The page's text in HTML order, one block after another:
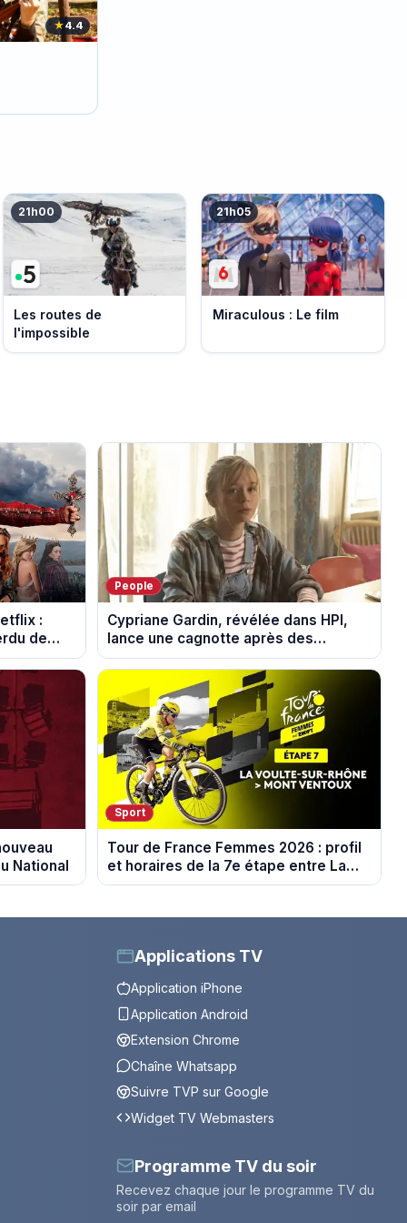
★4.4
21h00
Les routes de
l'impossible
21h05
Miraculous : Le film
:
de
People
Cypriane Gardin, révélée dans HPI,
lance une cagnotte après des
difficultés financières
National
Sport
Tour de France Femmes 2026 : profil
et horaires de la 7e étape entre La
Voulte-sur-Rhône et le Mont Ventoux
Applications TV
Application iPhone
Application Android
Extension Chrome
Chaîne Whatsapp
Suivre TVP sur Google
Widget TV Webmasters
Programme TV du soir
Recevez chaque jour le programme TV du
soir par email